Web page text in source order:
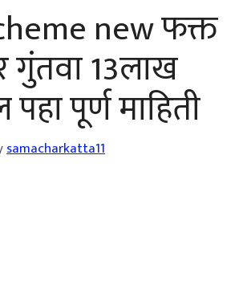
new फक्त
गुंतवा 13लाख
पूर्ण माहिती
samacharkatta11